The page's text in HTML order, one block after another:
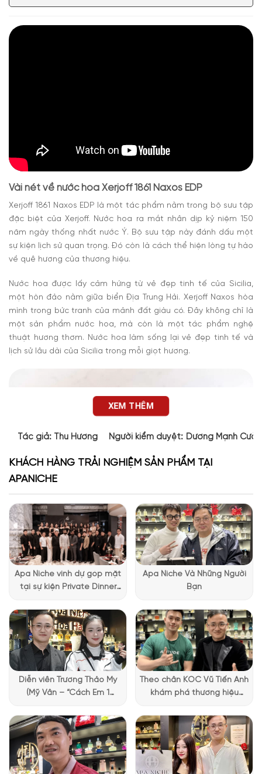
Vài nét về nước hoa Xerjoff 1861 Naxos EDP
Xerjoff 1861 Naxos EDP là một tác phẩm nằm trong bộ sưu tập
đặc biệt củaXerjoff. Nước hoa ra mắt nhân dịp kỷ niệm 150
năm ngày thống nhất nước Ý. Bộ sưu tập này đánh dấu một
sự kiện lịch sử quan trọng. Đó còn là cách thể hiện lòng tự hào
về quê hương của thương hiệu.
Nước hoa được lấy cảm hứng từ vẻ đẹp tinh tế của Sicilia,
một hòn đảo nằm giữa biển Địa Trung Hải. Xerjoff Naxos hòa
mình trong bức tranh của mảnh đất giàu có. Đây không chỉ là
một sản phẩm nước hoa, mà còn là một tác phẩm nghệ
thuật hương thơm. Nước hoa làm sống lại vẻ đẹp tinh tế và
lịch sử lâu dài của Sicilia trong mỗi giọt hương.
Thiết kế chai nước hoa1861 Naxos Xerjoff
Xerjoff naxoskhông chỉ nổi bật với hương thơm độc đáo mà
còn gây ấn tượng mạnh mẽ với thiết kế hộp gỗ độc đáo. Hộp
gỗ được phủ hình quốc kỳ Italia với ba màu xanh, trắng, và đỏ
đặc trưng. Chúng tạo nên một bức tranh nghệ thuật sống
chính xác. Qua đó, tôn vinh vẻ đẹp và niềm tự hào về quốc
gia Italia.
Nét đẹp sang trọng còn từ lớp da cao cấp được sử dụng để
lót và bọc chai nước hoa. Sự kết hợp tinh tế giữa da và gỗ
XEM THÊM
Tác giả: Thu Hương Người kiểm duyệt: Dương Mạnh
KHÁCH HÀNG TRẢI NGHIỆM SẢN PHẨM TẠI
APANICHE
Apa Niche vinh dự góp mặt
tại sự kiện Private Dinner
Vietnam
Apa Niche Và Những Người
Bạn
Diễn viên Trương Thảo My
(Mỹ Vân – “Cách Em 1
chia sẻ trải nghiệm chọn
nước hoa đầy thú vị
Theo chân KOC Vũ Tiến Anh
khám phá thương hiệu